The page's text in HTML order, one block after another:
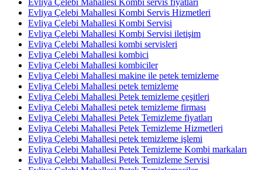
Evliya Çelebi Mahallesi Kombi Servis Hizmetleri
Evliya Çelebi Mahallesi Kombi Servisi
Evliya Çelebi Mahallesi Kombi Servisi iletişim
Evliya Çelebi Mahallesi kombi servisleri
Evliya Çelebi Mahallesi kombici
Evliya Çelebi Mahallesi kombiciler
Evliya Çelebi Mahallesi makine ile petek temizleme
Evliya Çelebi Mahallesi petek temizleme
Evliya Çelebi Mahallesi Petek temizleme çeşitleri
Evliya Çelebi Mahallesi petek temizleme firması
Evliya Çelebi Mahallesi Petek Temizleme fiyatları
Evliya Çelebi Mahallesi Petek Temizleme Hizmetleri
Evliya Çelebi Mahallesi petek temizleme işlemi
Evliya Çelebi Mahallesi Petek Temizleme Kombi markaları
Evliya Çelebi Mahallesi Petek Temizleme Servisi